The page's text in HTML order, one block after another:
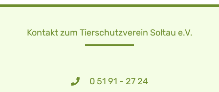
Kontakt zum Tierschutzverein Soltau e.V.
0 51 91 - 27 24